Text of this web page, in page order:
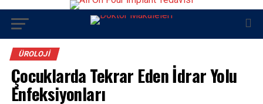
ÜROLOJI
Çocuklarda Tekrar Eden İdrar Yolu
Enfeksiyonları